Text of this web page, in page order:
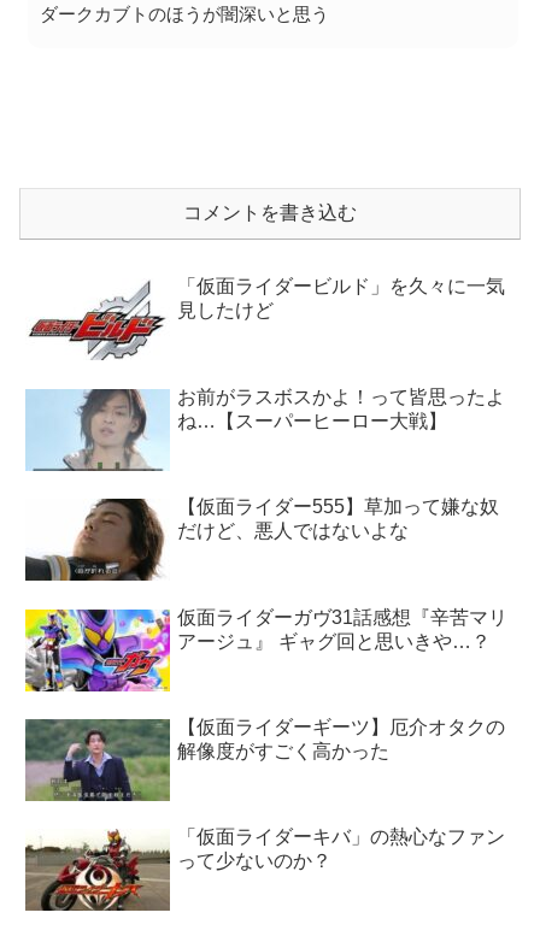
ダークカブトのほうが闇深いと思う
コメントを書き込む
「仮面ライダービルド」を久々に一気
見したけど
お前がラスボスかよ！って皆思ったよ
ね…【スーパーヒーロー大戦】
【仮面ライダー555】草加って嫌な奴
だけど、悪人ではないよな
仮面ライダーガヴ31話感想『辛苦マリ
アージュ』 ギャグ回と思いきや…？
【仮面ライダーギーツ】厄介オタクの
解像度がすごく高かった
「仮面ライダーキバ」の熱心なファン
って少ないのか？